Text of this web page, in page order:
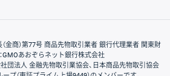
金商）第77号 商品先物取引業者 銀行代理業者 関東財
GMOあおぞらネット銀行株式会社
社団法人 金融先物取引業協会、日本商品先物取引協会